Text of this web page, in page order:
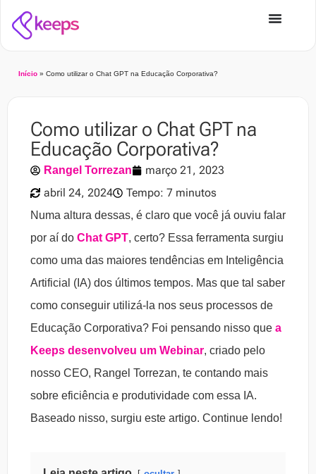
Início » Como utilizar o Chat GPT na Educação Corporativa?
Como utilizar o Chat GPT na
Educação Corporativa?
Rangel Torrezan
março 21, 2023
abril 24, 2024
Tempo: 7 minutos
Numa altura dessas, é claro que você já ouviu falar
por aí do Chat GPT, certo? Essa ferramenta surgiu
como uma das maiores tendências em Inteligência
Artificial (IA) dos últimos tempos. Mas que tal saber
como conseguir utilizá-la nos seus processos de
Educação Corporativa? Foi pensando nisso que a
Keeps desenvolveu um Webinar, criado pelo
nosso CEO, Rangel Torrezan, te contando mais
sobre eficiência e produtividade com essa IA.
Baseado nisso, surgiu este artigo. Continue lendo!